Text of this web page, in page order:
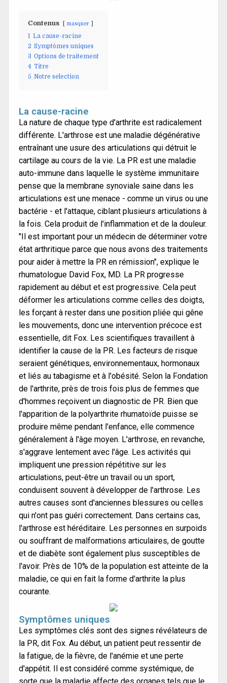
Contenus masquer
1 La cause-racine
2 Symptômes uniques
3 Options de traitement
4 Titre
5 Notre selection
La cause-racine
La nature de chaque type d'arthrite est radicalement
différente. L'arthrose est une maladie dégénérative
entraînant une usure des articulations qui détruit le
cartilage au cours de la vie. La PR est une maladie
auto-immune dans laquelle le système immunitaire
pense que la membrane synoviale saine dans les
articulations est une menace - comme un virus ou une
bactérie - et l'attaque, ciblant plusieurs articulations à
la fois. Cela produit de l'inflammation et de la douleur.
"Il est important pour un médecin de déterminer votre
état arthritique parce que nous avons des traitements
pour aider à mettre la PR en rémission", explique le
rhumatologue David Fox, MD. La PR progresse
rapidement au début et est progressive. Cela peut
déformer les articulations comme celles des doigts,
les forçant à rester dans une position pliée qui gêne
les mouvements, donc une intervention précoce est
essentielle, dit Fox. Les scientifiques travaillent à
identifier la cause de la PR. Les facteurs de risque
seraient génétiques, environnementaux, hormonaux
et liés au tabagisme et à l'obésité. Selon la Fondation
de l'arthrite, près de trois fois plus de femmes que
d'hommes reçoivent un diagnostic de PR. Bien que
l'apparition de la polyarthrite rhumatoïde puisse se
produire même pendant l'enfance, elle commence
généralement à l'âge moyen. L'arthrose, en revanche,
s'aggrave lentement avec l'âge. Les activités qui
impliquent une pression répétitive sur les
articulations, peut-être un travail ou un sport,
conduisent souvent à développer de l'arthrose. Les
autres causes sont d'anciennes blessures ou celles
qui n'ont pas guéri correctement. Dans certains cas,
l'arthrose est héréditaire. Les personnes en surpoids
ou souffrant de malformations articulaires, de goutte
et de diabète sont également plus susceptibles de
l'avoir. Près de 10% de la population est atteinte de la
maladie, ce qui en fait la forme d'arthrite la plus
courante.
Symptômes uniques
Les symptômes clés sont des signes révélateurs de
la PR, dit Fox. Au début, un patient peut ressentir de
la fatigue, de la fièvre, de l'anémie et une perte
d'appétit. Il est considéré comme systémique, de